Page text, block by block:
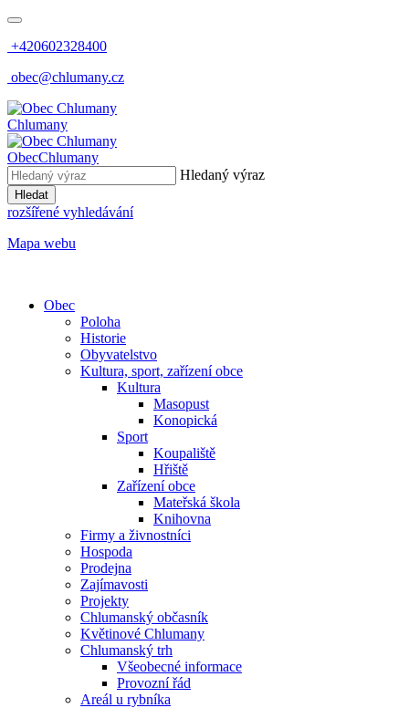
+420602328400
obec@chlumany.cz
Chlumany
ObecChlumany
Hledaný výraz
Hledat
rozšířené vyhledávání
Mapa webu
Obec
Poloha
Historie
Obyvatelstvo
Kultura, sport, zařízení obce
Kultura
Masopust
Konopická
Sport
Koupaliště
Hřiště
Zařízení obce
Mateřská škola
Knihovna
Firmy a živnostníci
Hospoda
Prodejna
Zajímavosti
Projekty
Chlumanský občasník
Květinové Chlumany
Chlumanský trh
Všeobecné informace
Provozní řád
Areál u rybníka